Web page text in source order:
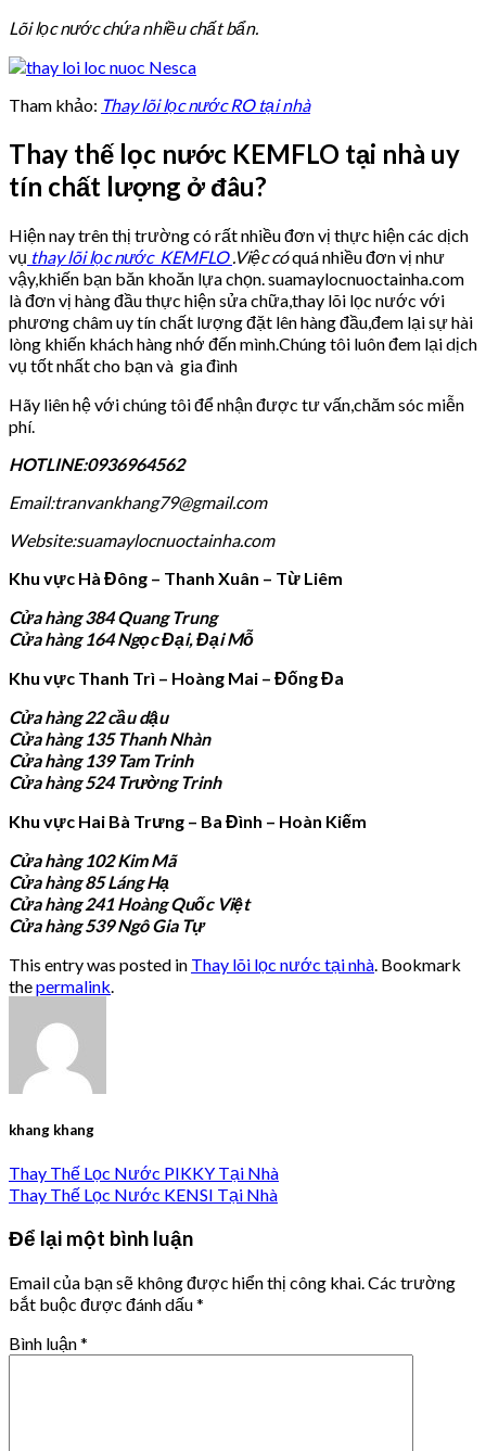
Lõi lọc nước chứa nhiều chất bẩn.
Tham khảo: Thay lõi lọc nước RO tại nhà
Thay thế lọc nước KEMFLO tại nhà uy
tín chất lượng ở đâu?
Hiện nay trên thị trường có rất nhiều đơn vị thực hiện các dịch
vụ thay lõi lọc nước KEMFLO .Việc cóquá nhiều đơn vị như
vậy,khiến bạn băn khoăn lựa chọn. suamaylocnuoctainha.com
là đơn vị hàng đầu thực hiện sửa chữa,thay lõi lọc nước với
phương châm uy tín chất lượng đặt lên hàng đầu,đem lại sự hài
lòng khiến khách hàng nhớ đến mình.Chúng tôi luôn đem lại dịch
vụ tốt nhất cho bạn và gia đình
Hãy liên hệ với chúng tôi để nhận được tư vấn,chăm sóc miễn
phí.
HOTLINE:0936964562
Email:tranvankhang79@gmail.com
Website:suamaylocnuoctainha.com
Khu vực Hà Đông – Thanh Xuân – Từ Liêm
Cửa hàng 384 Quang Trung
Cửa hàng 164 Ngọc Đại, Đại Mỗ
Khu vực Thanh Trì – Hoàng Mai – Đống Đa
Cửa hàng 22 cầu dậu
Cửa hàng 135 Thanh Nhàn
Cửa hàng 139 Tam Trinh
Cửa hàng 524 Trường Trinh
Khu vực Hai Bà Trưng – Ba Đình – Hoàn Kiếm
Cửa hàng 102 Kim Mã
Cửa hàng 85 Láng Hạ
Cửa hàng 241 Hoàng Quốc Việt
Cửa hàng 539 Ngô Gia Tự
This entry was posted in Thay lõi lọc nước tại nhà . Bookmark
thepermalink
khang khang
Thay Thế Lọc Nước PIKKY Tại Nhà
Thay Thế Lọc Nước KENSI Tại Nhà
Để lại một bình luận
Email của bạn sẽ không được hiển thị công khai. Các trường
bắt buộc được đánh dấu*
Bình luận*